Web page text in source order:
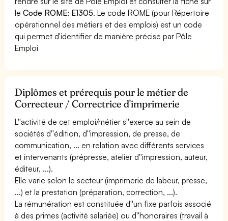
leCode ROME: E1305. Le code ROME (pour Répertoire
opérationnel des métiers et des emplois) est un code
qui permet d'identifier de manière précise par Pôle
Emploi
Diplômes et prérequis pour le métier de
Correcteur / Correctrice d'imprimerie
L''activité de cet emploi/métier s''exerce au sein de
sociétés d''édition, d''impression, de presse, de
communication, ... en relation avec différents services
et intervenants (prépresse, atelier d''impression, auteur,
éditeur, ...).
Elle varie selon le secteur (imprimerie de labeur, presse,
...) et la prestation (préparation, correction, ...).
La rémunération est constituée d''un fixe parfois associé
à des primes (activité salariée) ou d''honoraires (travail à